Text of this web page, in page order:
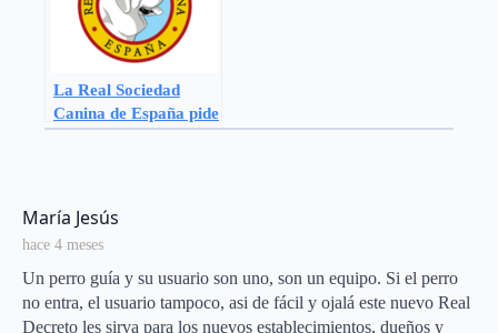
La Real Sociedad
Canina de España pide
albergues municipales
María Jesús
hace 4 meses
Un perro guía y su usuario son uno, son un equipo. Si el perro
no entra, el usuario tampoco, asi de fácil y ojalá este nuevo Real
Decreto les sirva para los nuevos establecimientos, dueños y